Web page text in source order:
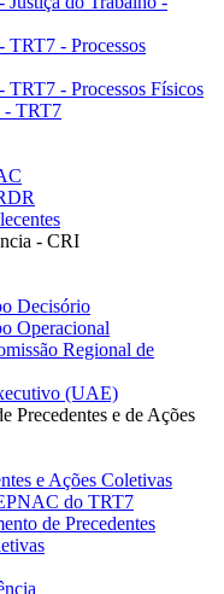
TRT7 - Processos
TRT7 - Processos Físicos
- TRT7
- CRI
Decisório
Operacional
Regional de
(UAE)
Precedentes e de Ações
e Ações Coletivas
do TRT7
de Precedentes